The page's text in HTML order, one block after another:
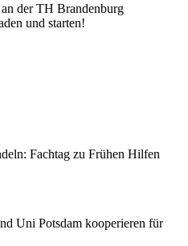
der TH Brandenburg
und starten!
Fachtag zu Frühen Hilfen
Uni Potsdam kooperieren für